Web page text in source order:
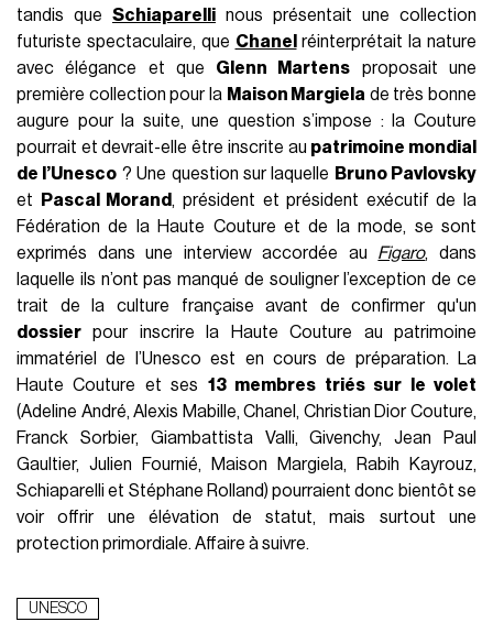
tandis queSchiaparelli nous présentait une collection
futuriste spectaculaire, que Chanel réinterprétait la nature
avec élégance et que Glenn Martens proposait une
première collection pour la Maison Margiela de très bonne
augure pour la suite, une question s’impose : la Couture
pourrait et devrait-elle être inscrite au patrimoine mondial
de l’Unesco ? Une question sur laquelle Bruno Pavlovsky
et
Pascal Morand, président et président exécutif de la
Fédération de la Haute Couture et de la mode, se sont
exprimés dans une interview accordée au Figaro, dans
laquelle ils n’ont pas manqué de souligner l’exception de ce
trait de la culture française avant de confirmer qu'un
dossier pour inscrire la Haute Couture au patrimoine
immatériel de l’Unesco est en cours de préparation. La
Haute Couture et ses 13 membres triés sur le volet
(Adeline André, Alexis Mabille, Chanel, Christian Dior Couture,
Franck Sorbier, Giambattista Valli, Givenchy, Jean Paul
Gaultier, Julien Fournié, Maison Margiela, Rabih Kayrouz,
Schiaparelli et Stéphane Rolland) pourraient donc bientôt se
voir offrir une élévation de statut, mais surtout une
protection primordiale. Affaire à suivre.
UNESCO